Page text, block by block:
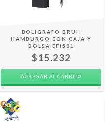
BOLÍGRAFO BRUH
HAMBURGO CON CAJA Y
BOLSA EFI501
$15.232